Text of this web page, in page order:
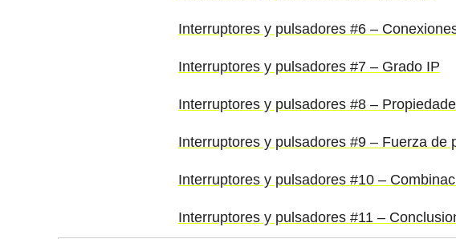
Interruptores y pulsadores #6 –
Interruptores y pulsadores #7 – Grado IP
Interruptores y pulsadores #8 –
Interruptores y pulsadores #9 – Fuerza de
Interruptores y pulsadores #10 –
Interruptores y pulsadores #11 –